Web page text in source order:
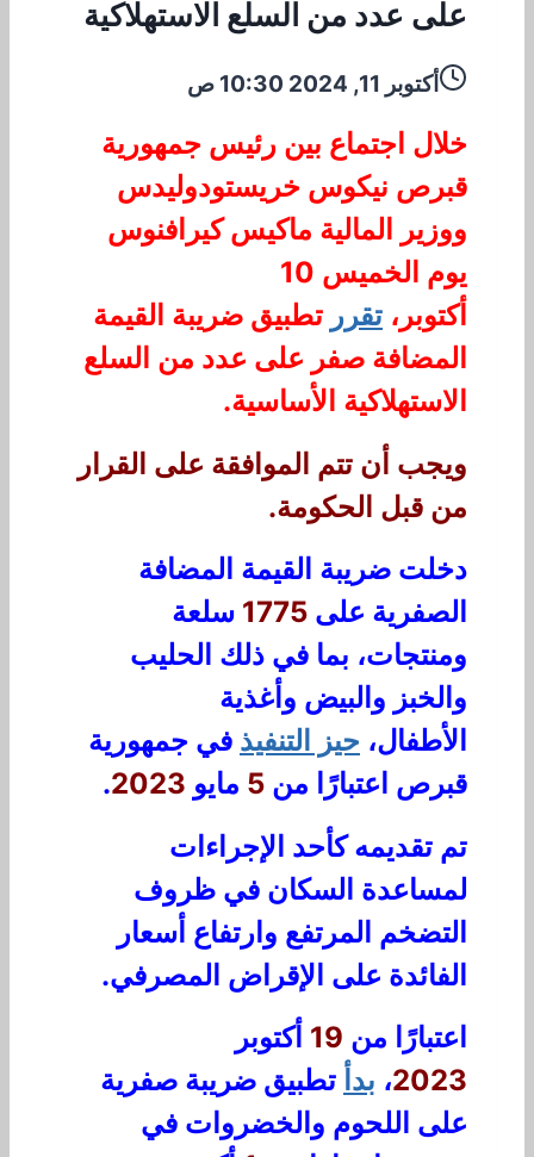
على عدد من السلع الاستهلاكية
أكتوبر 11, 2024 10:30 ص
خلال اجتماع بين رئيس جمهورية
قبرص نيكوس خريستودوليدس
ووزير المالية ماكيس كيرافنوس
يوم الخميس 10
أكتوبر، تقرر تطبيق ضريبة القيمة
المضافة صفر على عدد من السلع
الاستهلاكية الأساسية.
ويجب أن تتم الموافقة على القرار
من قبل الحكومة.
دخلت ضريبة القيمة المضافة
الصفرية على 1775 سلعة
ومنتجات، بما في ذلك الحليب
والخبز والبيض وأغذية
الأطفال، حيز التنفيذ في جمهورية
قبرص اعتبارًا من 5 مايو 2023
.
تم تقديمه كأحد الإجراءات
لمساعدة السكان في ظروف
التضخم المرتفع وارتفاع أسعار
الفائدة على الإقراض المصرفي.
اعتبارًا من 19 أكتوبر
2023، بدأ تطبيق ضريبة صفرية
على اللحوم والخضروات في